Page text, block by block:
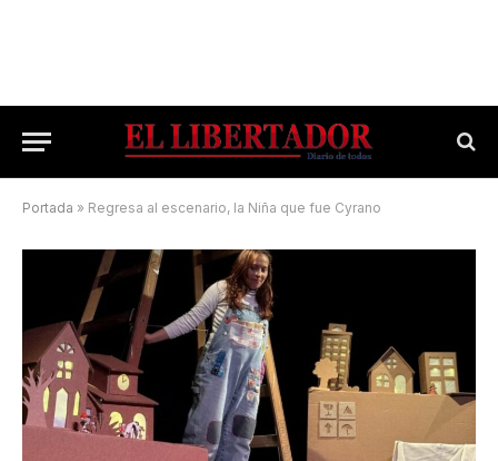
Portada » Regresa al escenario, la Niña que fue Cyrano